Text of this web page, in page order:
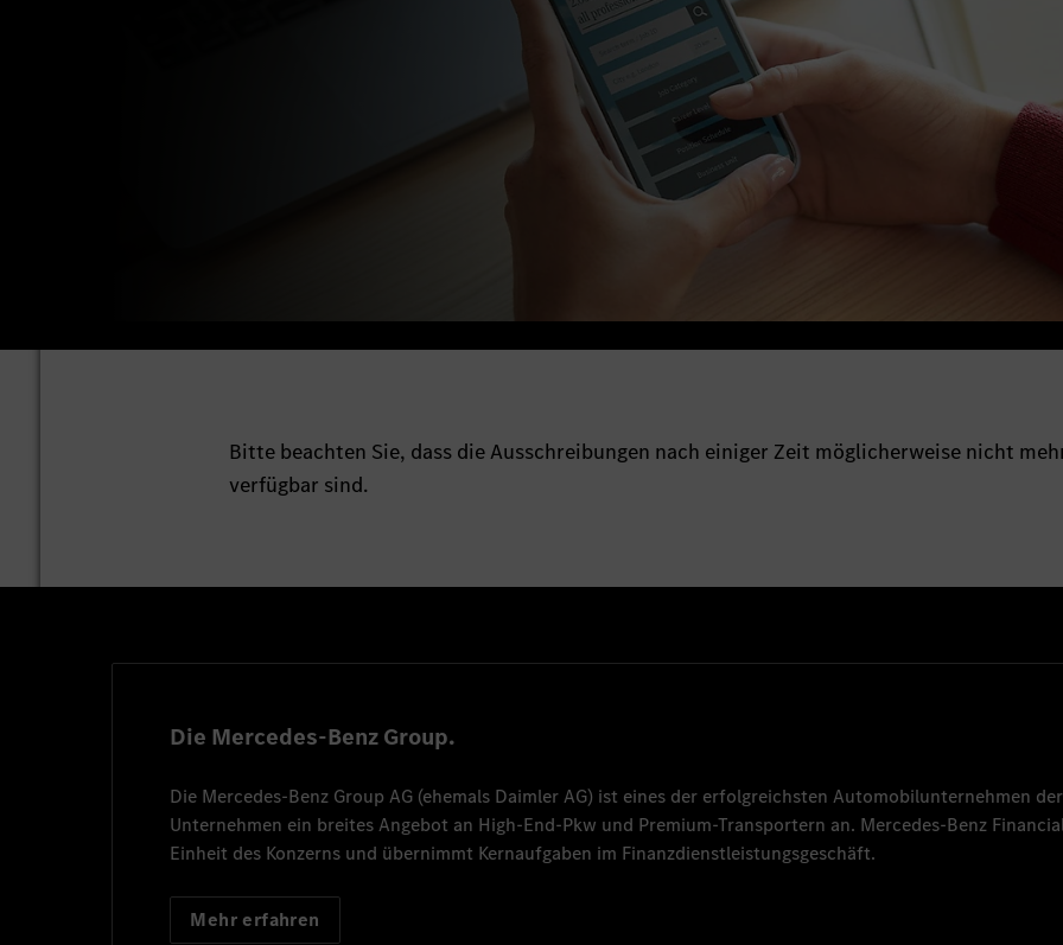
Bitte beachten Sie, dass die Ausschreibungen nach einiger Zeit möglicherweise nicht
verfügbar sind.
Die Mercedes-Benz Group.
Die Mercedes-Benz Group AG (ehemals Daimler AG) ist eines der erfolgreichsten Automobilunternehmen
Unternehmen ein breites Angebot an High-End-Pkw und Premium-Transportern an. Mercedes-Benz
Einheit des Konzerns und übernimmt Kernaufgaben im Finanzdienstleistungsgeschäft.
Mehr erfahren